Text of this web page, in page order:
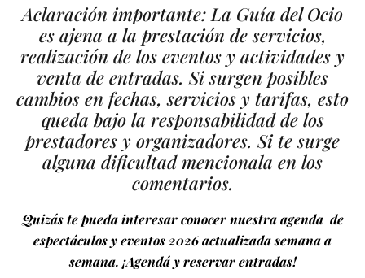
Aclaración importante: La Guía del Ocio
es ajena a la prestación de servicios,
realización de los eventos y actividades y
venta de entradas. Si surgen posibles
cambios en fechas, servicios y tarifas, esto
queda bajo la responsabilidad de los
prestadores y organizadores. Si te surge
alguna dificultad mencionala en los
comentarios.
Quizás te pueda interesar conocer nuestra agenda de
espectáculos y eventos 2026 actualizada semana a
semana. ¡Agendá y reservar entradas!